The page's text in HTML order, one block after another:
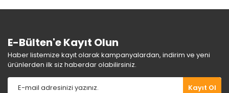
E-Bülten'e Kayıt Olun
Haber listemize kayıt olarak kampanyalardan, indirim ve yeni
ürünlerden ilk siz haberdar olabilirsiniz.
Kayıt Ol